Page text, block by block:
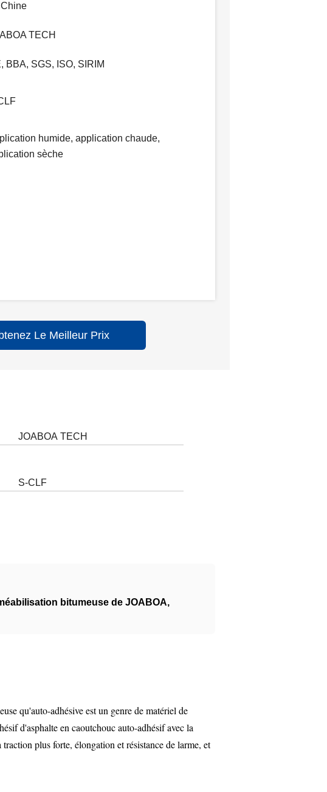
Chine
TECH
BBA, SGS, ISO, SIRIM
humide, application chaude,
sèche
Le Meilleur Prix
JOABOA TECH
S-CLF
bitumeuse de JOABOA,
qu'auto-adhésive est un genre de matériel de
d'asphalte en caoutchouc auto-adhésif avec la
plus forte, élongation et résistance de larme, et